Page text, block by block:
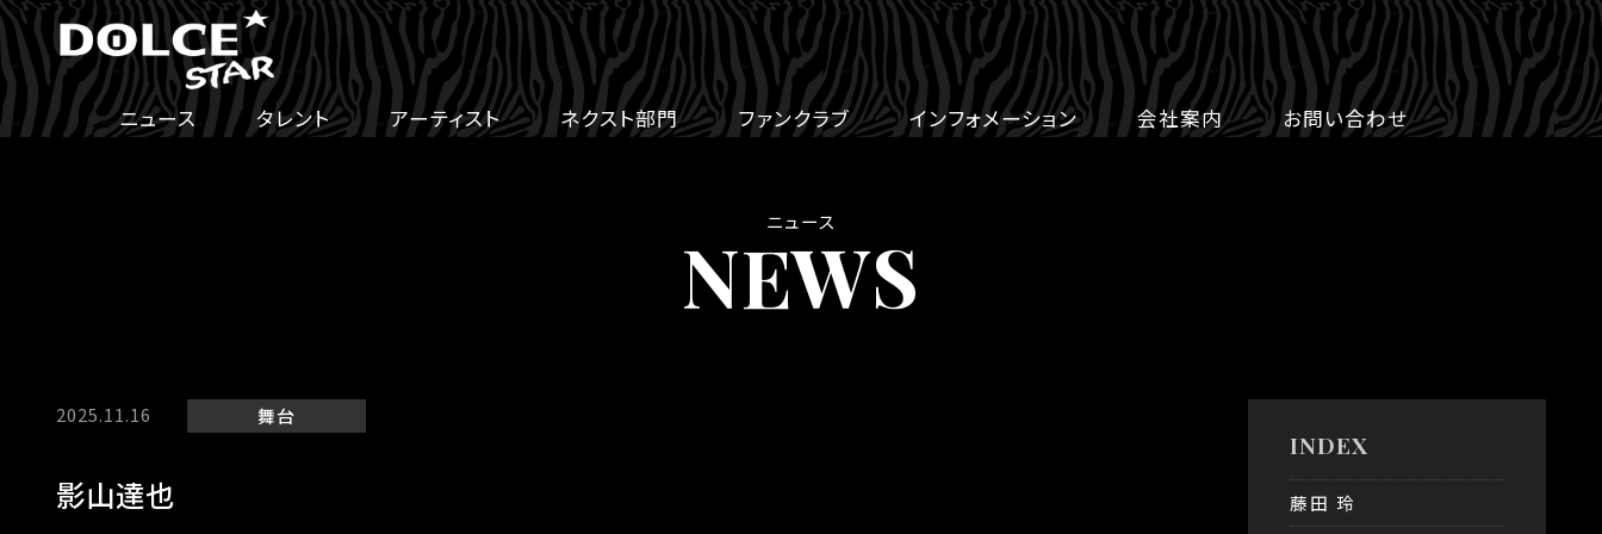
ニュース タレント アーティスト ネクスト部門 ファンクラブ インフォメーション 会社案内 お問い合わせ
ニュース
NEWS
2025.11.16 舞台
影山達也
INDEX
藤田 玲